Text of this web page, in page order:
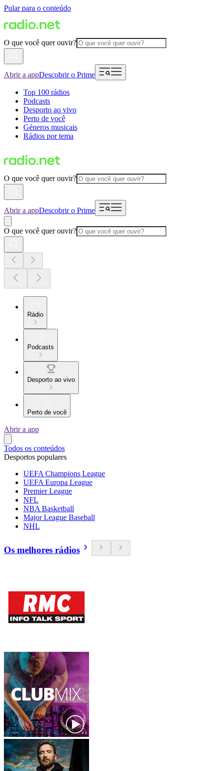
Pular para o conteúdo
O que você quer ouvir?
Abrir a appDescobrir o Prime
Top 100 rádios
Podcasts
Desporto ao vivo
Perto de você
Géneros musicais
Rádios por tema
O que você quer ouvir?
Abrir a appDescobrir o Prime
O que você quer ouvir?
Rádio
Podcasts
Desporto ao vivo
Perto de você
Abrir a app
Todos os conteúdos
Desportos populares
UEFA Champions League
UEFA Europa League
Premier League
NFL
NBA Basketball
Major League Baseball
NHL
Os melhores rádios